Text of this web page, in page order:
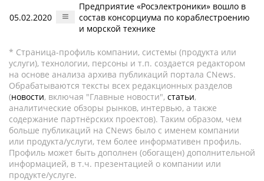
05.02.2020
Предприятие «Росэлектроники» вошло в
состав консорциума по кораблестроению
и морской технике
* Страница-профиль компании, системы (продукта или
услуги), технологии, персоны и т.п. создается редактором
на основе анализа архива публикаций портала CNews.
Обрабатываются тексты всех редакционных разделов
(новости, включая "Главные новости", статьи,
аналитические обзоры рынков, интервью, а также
содержание партнёрских проектов). Таким образом, чем
больше публикаций на CNews было с именем компании
или продукта/услуги, тем более информативен профиль.
Профиль может быть дополнен (обогащен) дополнительной
информацией, в т.ч. презентацией о компании или
продукте/услуге.